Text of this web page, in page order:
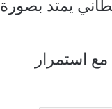
يمتد بصورة
استمرار